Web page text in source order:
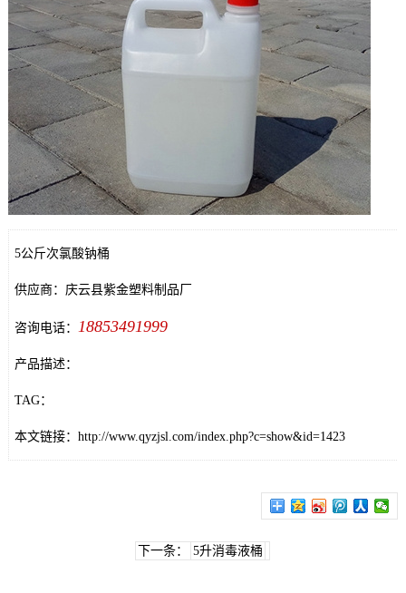
5公斤次氯酸钠桶
供应商：庆云县紫金塑料制品厂
咨询电话： 18853491999
产品描述：
TAG：
本文链接： http://www.qyzjsl.com/index.php?c=show&id=1423
下一条： 5升消毒液桶